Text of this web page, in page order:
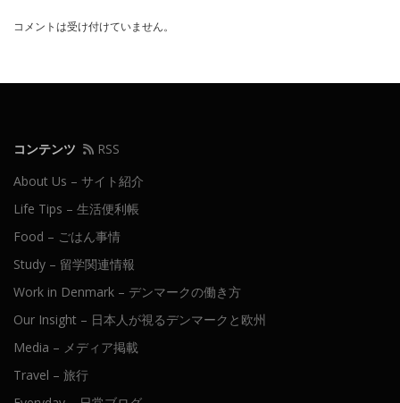
コメントは受け付けていません。
コンテンツ
RSS
About Us – サイト紹介
Life Tips – 生活便利帳
Food – ごはん事情
Study – 留学関連情報
Work in Denmark – デンマークの働き方
Our Insight – 日本人が視るデンマークと欧州
Media – メディア掲載
Travel – 旅行